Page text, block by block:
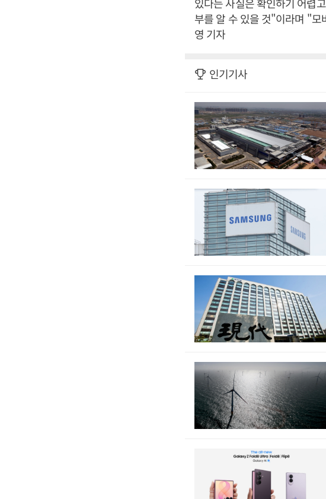
부를 알 수 있을 것"이라며 "모
영 기자
인기기사